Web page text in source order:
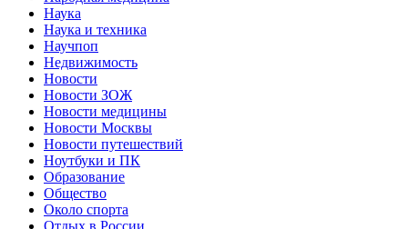
Наука
Наука и техника
Научпоп
Недвижимость
Новости
Новости ЗОЖ
Новости медицины
Новости Москвы
Новости путешествий
Ноутбуки и ПК
Образование
Общество
Около спорта
Отдых в России